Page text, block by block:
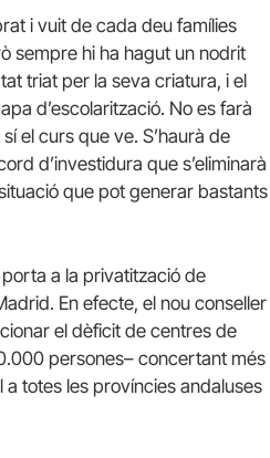
i vuit de cada deu famílies
sempre hi ha hagut un nodrit
triat per la seva criatura, i el
d’escolarització. No es farà
el curs que ve. S’haurà de
d’investidura que s’eliminarà
que pot generar bastants
porta a la privatització de
En efecte, el nou conseller
el dèficit de centres de
persones– concertant més
a totes les províncies andaluses